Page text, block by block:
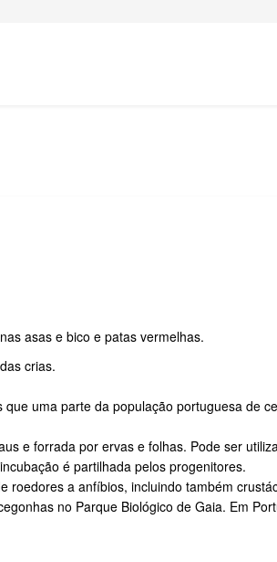
asas e bico e patas vermelhas.
crias.
uma parte da população portuguesa de
e forrada por ervas e folhas. Pode ser
é partilhada pelos progenitores.
a anfíbios, incluindo também
no Parque Biológico de Gaia. Em